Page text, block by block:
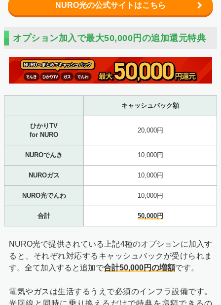
NURO光の公式サイトはこちら
オプション加入で最大50,000円の追加還元特典
キャッシュバック額
ひかりTV
for NURO
20,000円
NUROでんき 10,000円
NUROガス 10,000円
NURO光でんわ 10,000円
合計 50,000円
NURO光で提供されている上記4種のオプションに加入す
ると、それぞれ対応するキャッシュバックが受けられま
す。全て加入すると追加で合計50,000円の増額です。
電気やガスは生活するうえで必須のインフラ設備です。
光回線と同時に乗り換えるだけで特典を増額できるの